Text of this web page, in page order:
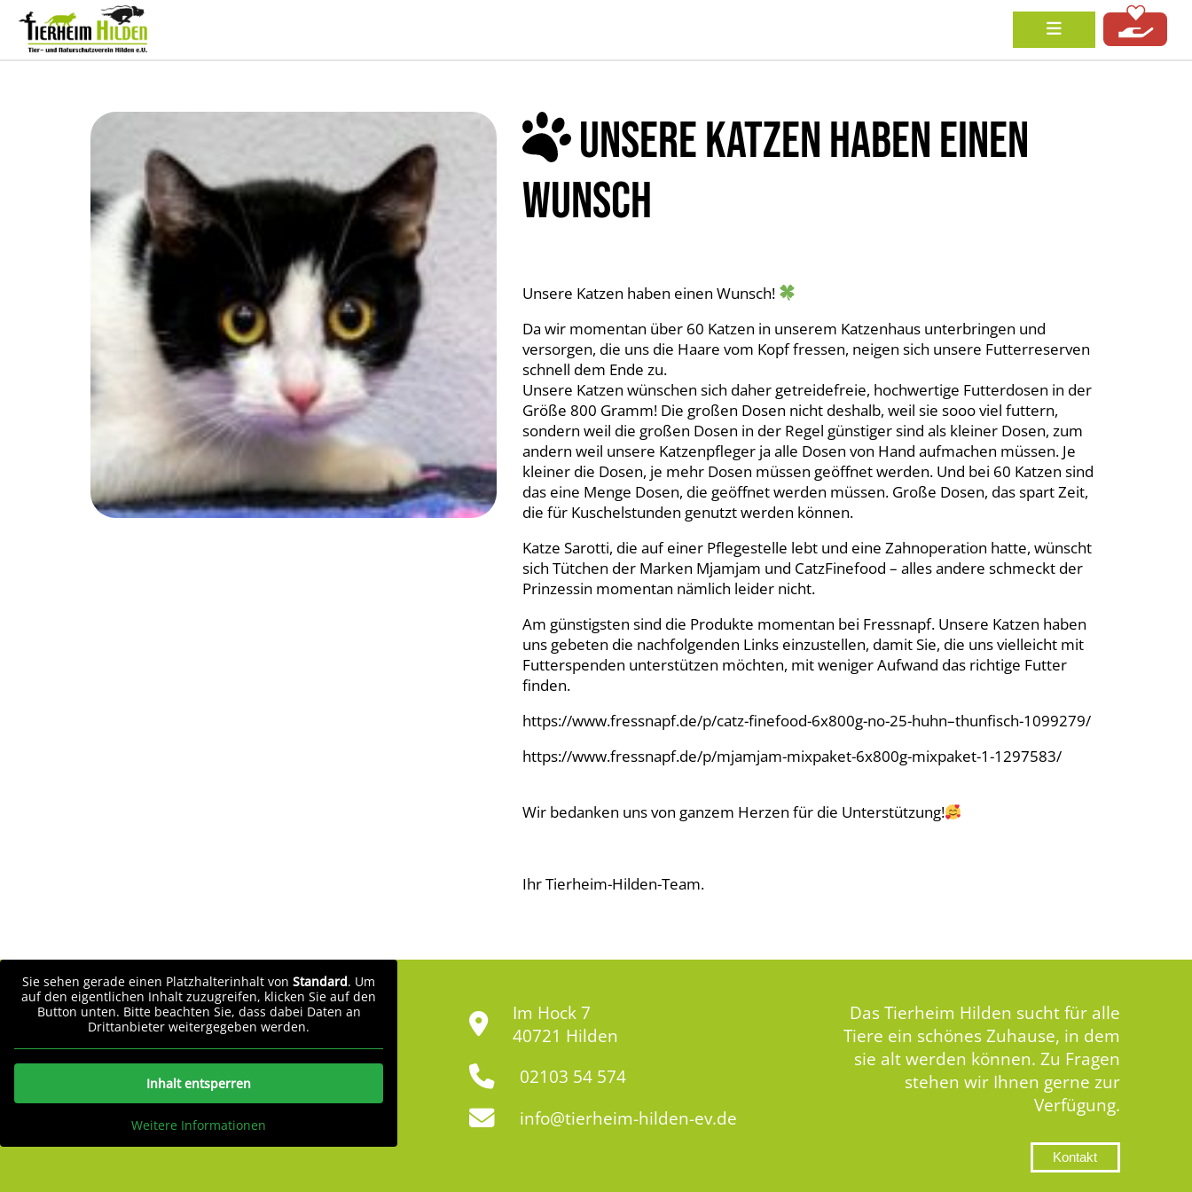
UNSERE KATZEN HABEN EINEN
WUNSCH
Unsere Katzen haben einen Wunsch!
Da wir momentan über 60 Katzen in unserem Katzenhaus unterbringen und
versorgen, die uns die Haare vom Kopf fressen, neigen sich unsere Futterreserven
schnell dem Ende zu.
Unsere Katzen wünschen sich daher getreidefreie, hochwertige Futterdosen in der
Größe 800 Gramm! Die großen Dosen nicht deshalb, weil sie sooo viel futtern,
sondern weil die großen Dosen in der Regel günstiger sind als kleiner Dosen, zum
andern weil unsere Katzenpfleger ja alle Dosen von Hand aufmachen müssen. Je
kleiner die Dosen, je mehr Dosen müssen geöffnet werden. Und bei 60 Katzen sind
das eine Menge Dosen, die geöffnet werden müssen. Große Dosen, das spart Zeit,
die für Kuschelstunden genutzt werden können.
Katze Sarotti, die auf einer Pflegestelle lebt und eine Zahnoperation hatte, wünscht
sich Tütchen der Marken Mjamjam und CatzFinefood – alles andere schmeckt der
Prinzessin momentan nämlich leider nicht.
Am günstigsten sind die Produkte momentan bei Fressnapf. Unsere Katzen haben
uns gebeten die nachfolgenden Links einzustellen, damit Sie, die uns vielleicht mit
Futterspenden unterstützen möchten, mit weniger Aufwand das richtige Futter
finden.
https://www.fressnapf.de/p/catz-finefood-6x800g-no-25-huhn–thunfisch-1099279/
https://www.fressnapf.de/p/mjamjam-mixpaket-6x800g-mixpaket-1-1297583/
Wir bedanken uns von ganzem Herzen für die Unterstützung!
Ihr Tierheim-Hilden-Team.
Sie sehen gerade einen Platzhalterinhalt von Standard. Um
auf den eigentlichen Inhalt zuzugreifen, klicken Sie auf den
Button unten. Bitte beachten Sie, dass dabei Daten an
Drittanbieter weitergegeben werden.
Inhalt entsperren
Weitere Informationen
Im Hock 7
40721 Hilden
02103 54 574
info@tierheim-hilden-ev.de
Das Tierheim Hilden sucht für alle
Tiere ein schönes Zuhause, in dem
sie alt werden können. Zu Fragen
stehen wir Ihnen gerne zur
Verfügung.
Kontakt